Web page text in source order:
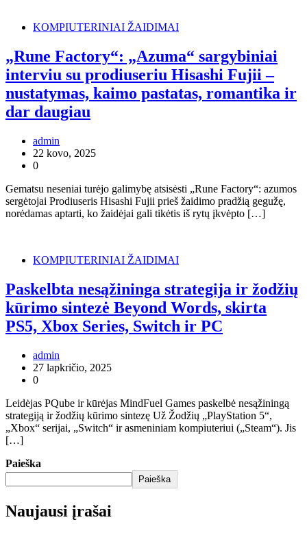
KOMPIUTERINIAI ŽAIDIMAI
„Rune Factory“: „Azuma“ sargybiniai
interviu su prodiuseriu Hisashi Fujii –
nustatymas, kaimo pastatas, romantika ir
dar daugiau
admin
22 kovo, 2025
0
Gematsu neseniai turėjo galimybę atsisėsti „Rune Factory“: azumos
sergėtojai Prodiuseris Hisashi Fujii prieš žaidimo pradžią gegužę,
norėdamas aptarti, ko žaidėjai gali tikėtis iš rytų įkvėpto […]
KOMPIUTERINIAI ŽAIDIMAI
Paskelbta nesąžininga strategija ir žodžių
kūrimo sintezė Beyond Words, skirta
PS5, Xbox Series, Switch ir PC
admin
27 lapkričio, 2025
0
Leidėjas PQube ir kūrėjas MindFuel Games paskelbė nesąžiningą
strategiją ir žodžių kūrimo sintezę Už Žodžių „PlayStation 5“,
„Xbox“ serijai, „Switch“ ir asmeniniam kompiuteriui („Steam“). Jis
[…]
Paieška
Paieška
Naujausi įrašai